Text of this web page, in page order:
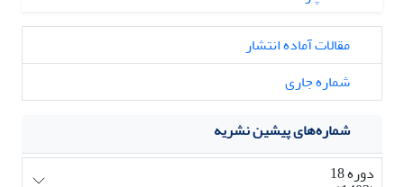
مقالات آماده انتشار
شماره جاری
شماره‌های پیشین نشریه
دوره 18